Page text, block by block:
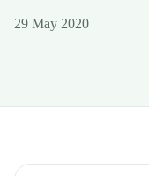
29 May 2020